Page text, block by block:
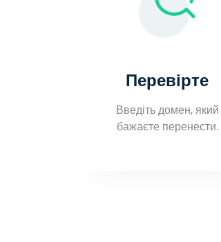
Перевірте
Введіть домен, який
бажаєте перенести.